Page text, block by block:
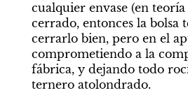
cualquier envase (en
cerrado, entonces la bolsa
cerrarlo bien, pero en el
comprometiendo a la
fábrica, y dejando todo
ternero atolondrado.